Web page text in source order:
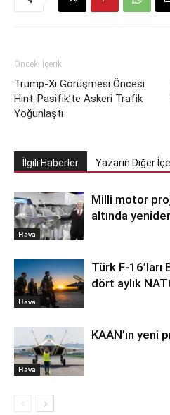
Önceki İçerik
Trump-Xi Görüşmesi Öncesi
Hint-Pasifik’te Askeri Trafik
Yoğunlaştı
İlgili Haberler Yazarın Diğer
Hava
Milli motor
altında
Hava
Türk F-16’ları
dört aylık
Hava
KAAN’ın